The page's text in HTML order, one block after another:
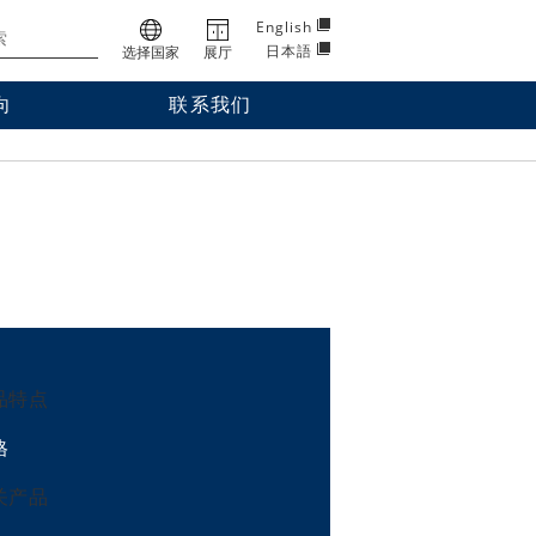
选择国家 展厅
English
日本語
联系我们
特点
产品